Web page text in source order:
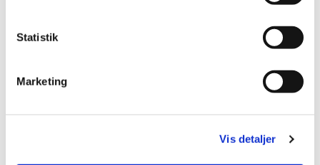
Statistik
Marketing
Vis detaljer